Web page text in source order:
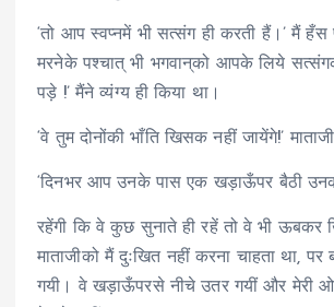
‘तो आप स्वप्नमें भी सत्संग ही करती हैं।’ मैं हँस
मरनेके पश्चात् भी भगवान्‌को आपके लिये
पड़े !’ मैंने व्यंग्य ही किया था।
‘वे तुम दोनोंकी भाँति खिसक नहीं जायेंगे!’
‘दिनभर आप उनके पास एक खड़ाऊँपर बैठी
रहेंगी कि वे कुछ सुनाते ही रहें तो वे भी ऊबकर
माताजीको मैं दुःखित नहीं करना चाहता था, पर
गयी। वे खड़ाऊँपरसे नीचे उतर गयीं और मेरी